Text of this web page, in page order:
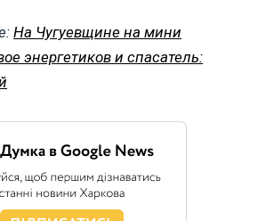
На Чугуевщине на мини
энергетиков и спасатель: